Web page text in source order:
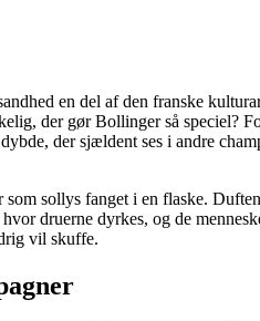
en del af den franske
der gør Bollinger så speciel?
der sjældent ses i andre
sollys fanget i en flaske.
druerne dyrkes, og de
vil skuffe.